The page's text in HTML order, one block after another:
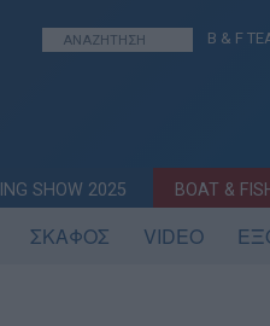
B & F
SHOW 2025 BOAT &
ΣΚΑΦΟΣ VIDEO